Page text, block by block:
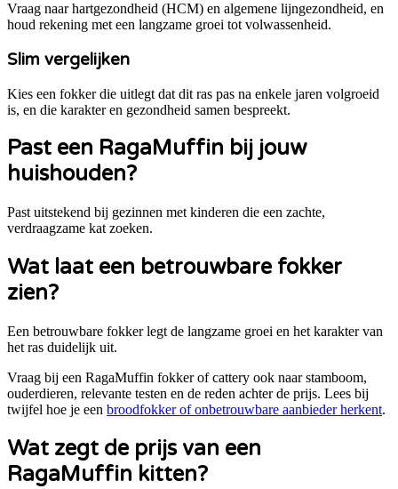
Vraag naar hartgezondheid (HCM) en algemene lijngezondheid, en
houd rekening met een langzame groei tot volwassenheid.
Slim vergelijken
Kies een fokker die uitlegt dat dit ras pas na enkele jaren volgroeid
is, en die karakter en gezondheid samen bespreekt.
Past een RagaMuffin bij jouw
huishouden?
Past uitstekend bij gezinnen met kinderen die een zachte,
verdraagzame kat zoeken.
Wat laat een betrouwbare fokker
zien?
Een betrouwbare fokker legt de langzame groei en het karakter van
het ras duidelijk uit.
Vraag bij een RagaMuffin fokker of cattery ook naar stamboom,
ouderdieren, relevante testen en de reden achter de prijs. Lees bij
twijfel hoe je een broodfokker of onbetrouwbare aanbieder herkent.
Wat zegt de prijs van een
RagaMuffin kitten?